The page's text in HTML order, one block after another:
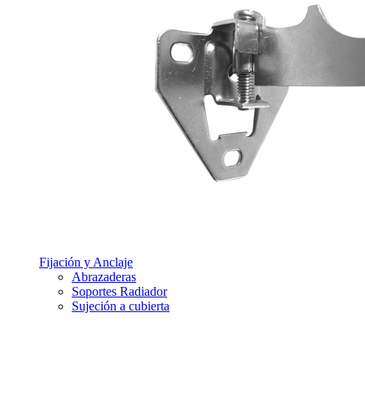
Fijación y Anclaje
Abrazaderas
Soportes Radiador
Sujeción a cubierta